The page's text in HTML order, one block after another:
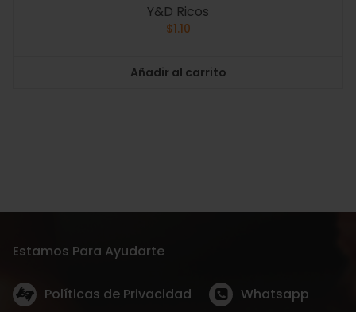
Y&D Ricos
$1.10
Añadir al carrito
Estamos Para Ayudarte
Políticas de Privacidad Whatsapp